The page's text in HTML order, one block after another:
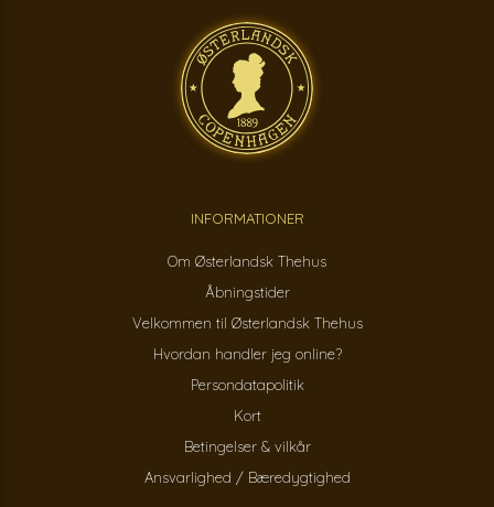
INFORMATIONER
Om Østerlandsk Thehus
Åbningstider
Velkommen til Østerlandsk Thehus
Hvordan handler jeg online?
Persondatapolitik
Kort
Betingelser & vilkår
Ansvarlighed / Bæredygtighed